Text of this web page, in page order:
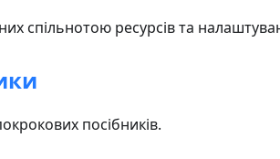
спільнотою ресурсів та
посібників.